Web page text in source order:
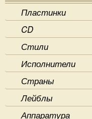
Пластинки
CD
Стили
Исполнители
Страны
Лейблы
Аппаратура